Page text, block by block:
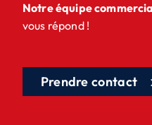
Notre équipe
vous répond !
Prendre contact